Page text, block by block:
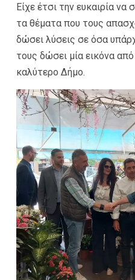
Είχε έτσι την ευκαιρία να
τα θέματα που τους
δώσει λύσεις σε όσα
τους δώσει μία εικόνα
καλύτερο Δήμο.